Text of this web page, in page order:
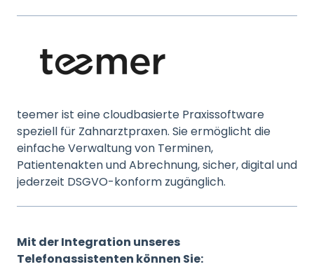
teemer ist eine cloudbasierte Praxissoftware
speziell für Zahnarztpraxen. Sie ermöglicht die
einfache Verwaltung von Terminen,
Patientenakten und Abrechnung, sicher, digital und
jederzeit DSGVO-konform zugänglich.
Mit der Integration unseres
Telefonassistenten können Sie: